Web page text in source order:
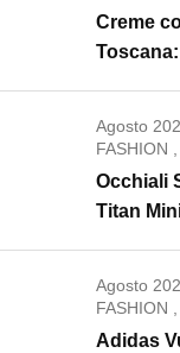
Creme
di lusso
Agosto
FASHION
Occhiali
Titan
Agosto
FASHION
Adidas